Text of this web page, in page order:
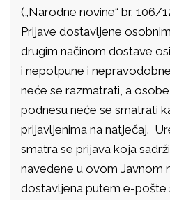
(„Narodne novine“ br. 106/
Prijave dostavljene
drugim načinom dostave
i nepotpune i
neće se razmatrati, a
podnesu neće se smatrati
prijavljenima na natječaj.
smatra se prijava koja
navedene u ovom Javnom
dostavljena putem e-pošte